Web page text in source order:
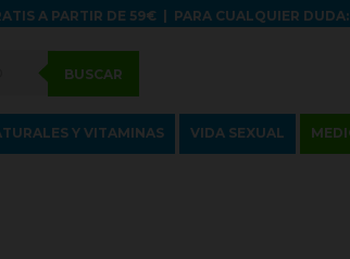
A PARTIR DE 59€| PARA CUALQUIER DUDA:
BUSCAR
Y VITAMINAS VIDA SEXUAL